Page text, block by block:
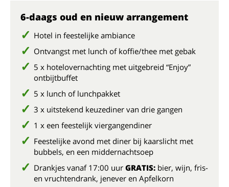
6-daags oud en nieuw arrangement
Hotel in feestelijke ambiance
Ontvangst met lunch of koffie/thee met gebak
5 x hotelovernachting met uitgebreid “Enjoy”
ontbijtbuffet
5 x lunch of lunchpakket
3 x uitstekend keuzediner van drie gangen
1 x een feestelijk viergangendiner
Feestelijke avond met diner bij kaarslicht met
bubbels, en een middernachtsoep
Drankjes vanaf 17:00 uur GRATIS: bier, wijn, fris-
en vruchtendrank, jenever en Apfelkorn